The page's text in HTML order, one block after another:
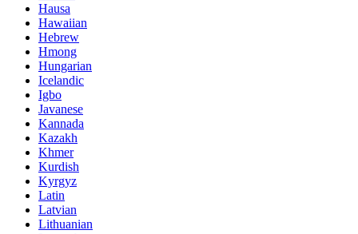
Hausa
Hawaiian
Hebrew
Hmong
Hungarian
Icelandic
Igbo
Javanese
Kannada
Kazakh
Khmer
Kurdish
Kyrgyz
Latin
Latvian
Lithuanian